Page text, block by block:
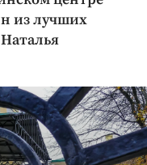
из лучших